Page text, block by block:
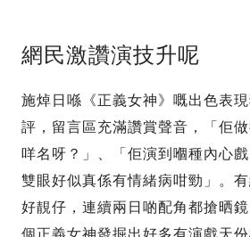
網民激讚演技升呢
施焯日喺《正義女神》嘅出色表
評，留言區充滿讚賞聲音，「佢
咩名呀？」、「佢演到嗰種內心
雙眼好似真係有情緒病咁勁」。
好靚仔，連續兩日啲配角都搶晒